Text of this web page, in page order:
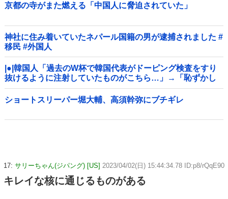
京都の寺がまた燃える「中国人に脅迫されていた」
神社に住み着いていたネパール国籍の男が逮捕されました #
移民 #外国人
|●|韓国人「過去のW杯で韓国代表がドーピング検査をすり
抜けるように注射していたものがこちら…」→「恥ずかし
い…（ﾌﾞﾙﾌﾞﾙ」＝韓国の反応
ショートスリーパー堀大輔、高須幹弥にブチギレ
17: サリーちゃん(ジパング) [US] 2023/04/02(日) 15:44:34.78 ID:p8/rQqE90
キレイな核に通じるものがある